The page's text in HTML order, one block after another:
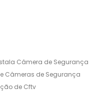
Câmera de Segurança
Câmeras de Segurança
de Cftv